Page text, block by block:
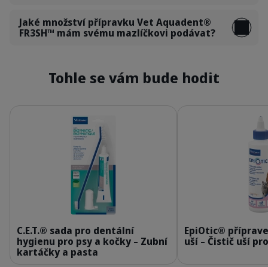
Jaké množství přípravku Vet Aquadent®
FR3SH™ mám svému mazlíčkovi podávat?
Tohle se vám bude hodit
309624_Kit_Enzymatic-
C.E.T.® sada pro dentální
hygienu pro psy a kočky – Zubní
kartáčky a pasta
EpiOtic®
uší – Čistič uší